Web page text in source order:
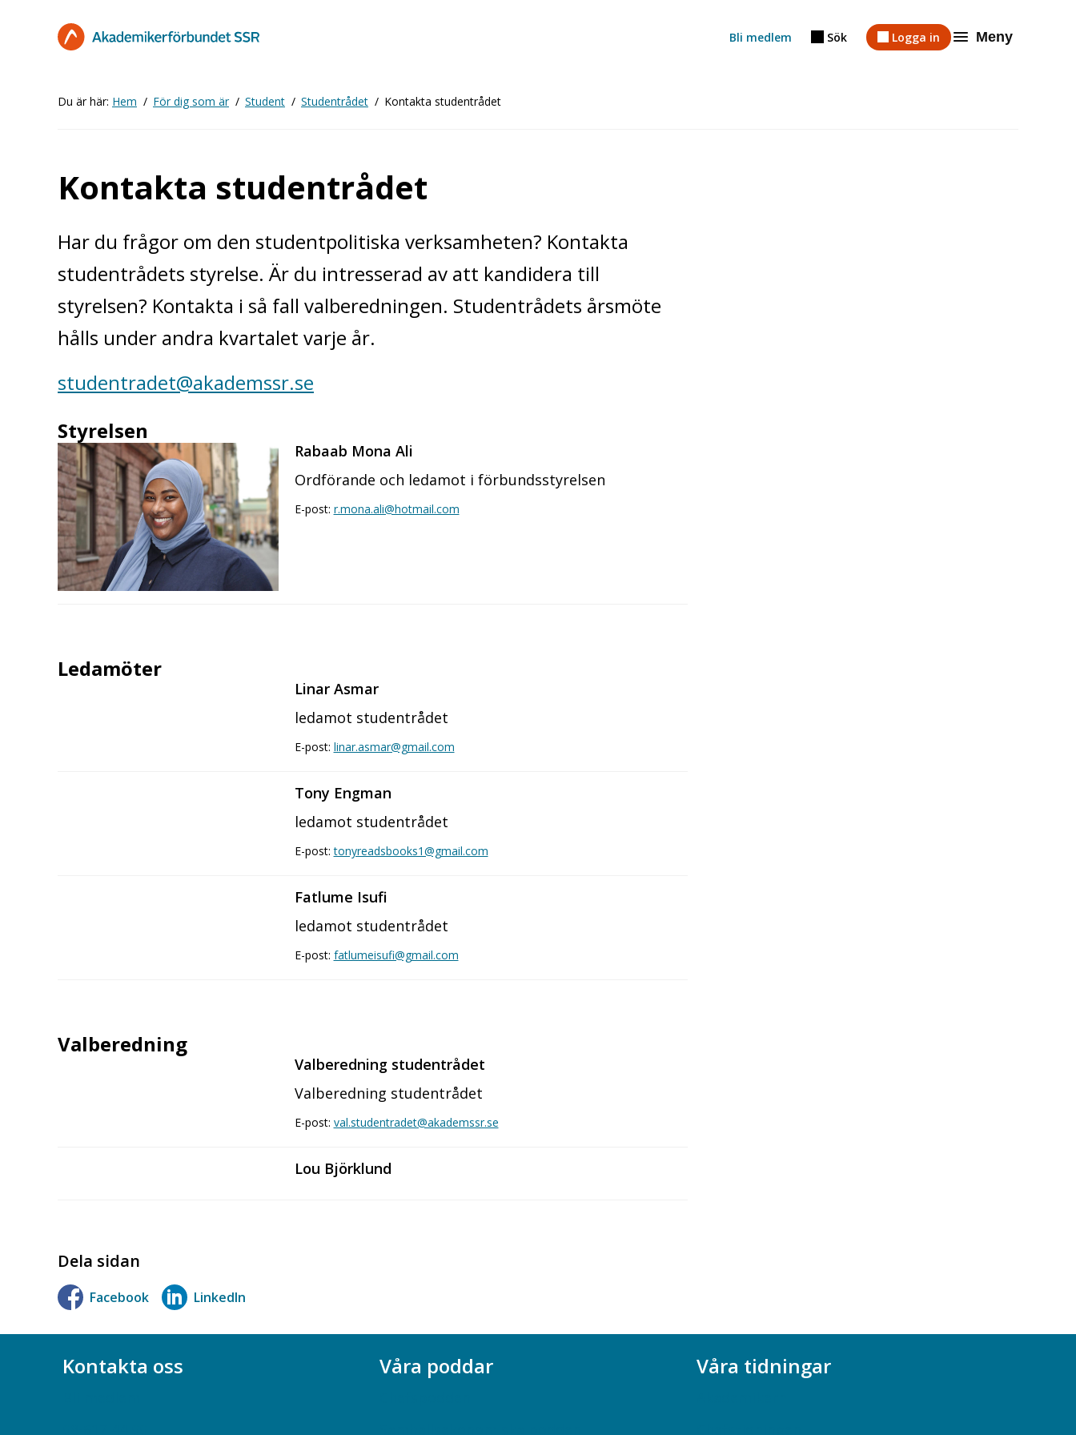
Bli medlem Sök Logga in Meny
Du är här: Hem För dig som är Student Studentrådet Kontakta studentrådet
Kontakta studentrådet
Har du frågor om den studentpolitiska verksamheten? Kontakta
studentrådets styrelse. Är du intresserad av att kandidera till
styrelsen? Kontakta i så fall valberedningen. Studentrådets årsmöte
hålls under andra kvartalet varje år.
studentradet@akademssr.se
Styrelsen
Rabaab Mona Ali
Ordförande och ledamot i förbundsstyrelsen
E-post: r.mona.ali@hotmail.com
Ledamöter
Linar Asmar
ledamot studentrådet
E-post: linar.asmar@gmail.com
Tony Engman
ledamot studentrådet
E-post:tonyreadsbooks1@gmail.com
Fatlume Isufi
ledamot studentrådet
E-post: fatlumeisufi@gmail.com
Valberedning
Valberedning studentrådet
Valberedning studentrådet
E-post: val.studentradet@akademssr.se
Lou Björklund
Dela sidan
Facebook LinkedIn
Kontakta oss Våra poddar Våra tidningar